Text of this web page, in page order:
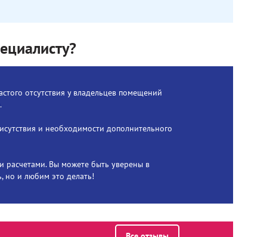
отсутствия у владельцев помещений
и необходимости дополнительного
расчетами. Вы можете быть уверены в
но и любим это делать!